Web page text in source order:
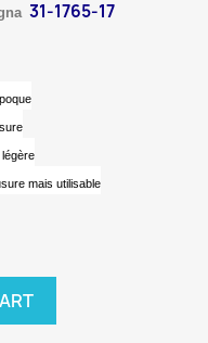
31-1765-17
mais utilisable